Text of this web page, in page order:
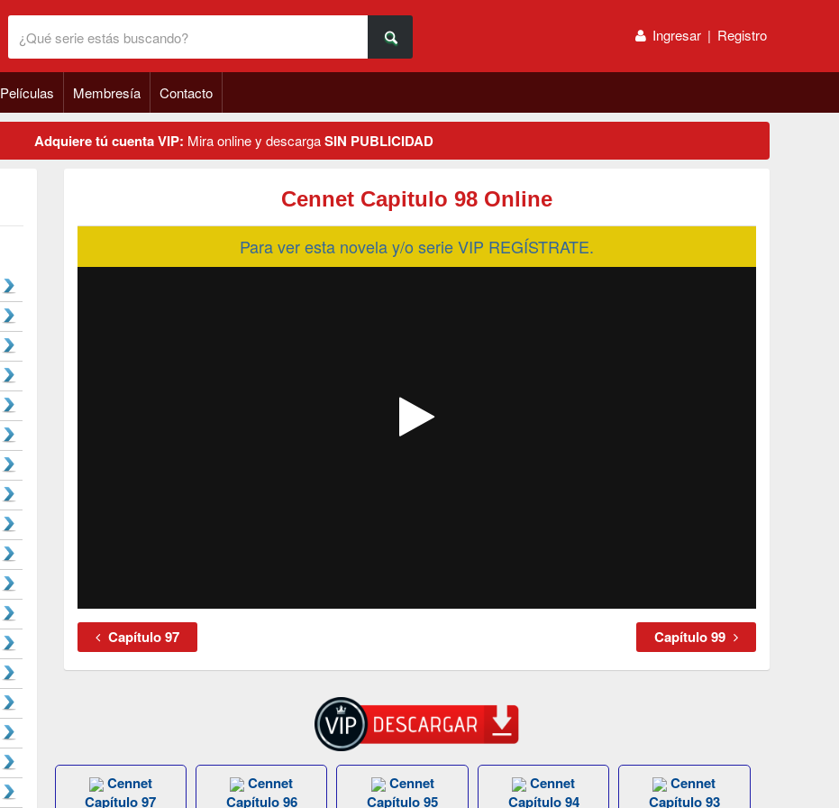
Ingresar | Registro
Películas Membresía Contacto
Adquiere tú cuenta VIP: Mira online y descargaSIN PUBLICIDAD
Cennet Capitulo 98 Online
Para ver esta novela y/o serie VIP REGÍSTRATE.
Capítulo 97 Capítulo 99
Cennet
Capítulo 97
Cennet
Capítulo 96
Cennet
Capítulo 95
Cennet
Capítulo 94
Cennet
Capítulo 93